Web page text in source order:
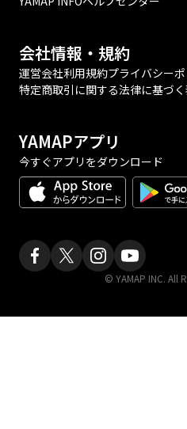
会社情報・規約
運営会社利用規約プライバシー
特定商取引に関する法律に基づ
YAMAPアプリ
今すぐアプリをダウンロード
© YAMAP INC. All